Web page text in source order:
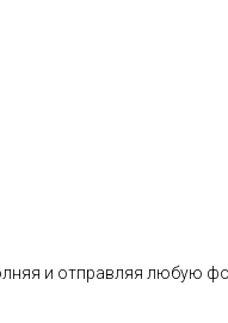
и отправляя любую